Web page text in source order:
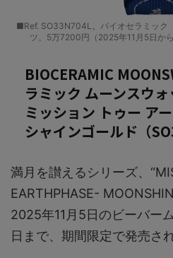
■Ref. SO33N704L。バイオセラミック
ツ。5万7200円（2025年11月5日か
BIOCERAMIC
ラミック ムーンスウォ
ミッション トゥー ア
シャインゴールド（
満月を讃えるシリーズ、
EARTHPHASE-
2025年11月5日のビーバー
日まで、期間限定で発売され